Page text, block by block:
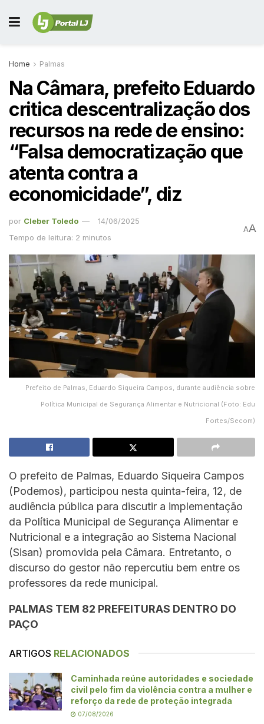
Home Palmas
Na Câmara, prefeito Eduardo
critica descentralização dos
recursos na rede de ensino:
“Falsa democratização que
atenta contra a
economicidade”, diz
por Cleber Toledo
14/06/2025
Tempo de leitura: 2 minutos
AA
Prefeito de Palmas, Eduardo Siqueira Campos, durante audiência sobre
Política Municipal de Segurança Alimentar e Nutricional (Foto: Edu
Fortes/Secom)
O prefeito de Palmas, Eduardo Siqueira Campos
(Podemos), participou nesta quinta-feira, 12, de
audiência pública para discutir a implementação
da Política Municipal de Segurança Alimentar e
Nutricional e a integração ao Sistema Nacional
(Sisan) promovida pela Câmara. Entretanto, o
discurso do gestor não repercutiu bem entre os
professores da rede municipal.
PALMAS TEM 82 PREFEITURAS DENTRO DO
PAÇO
ARTIGOS RELACIONADOS
Caminhada reúne autoridades e sociedade
civil pelo fim da violência contra a mulher e
reforço da rede de proteção integrada
07/08/2026